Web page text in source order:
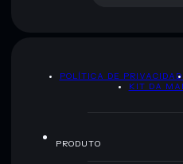
POLÍTICA DE
KIT DA
PRODUTO